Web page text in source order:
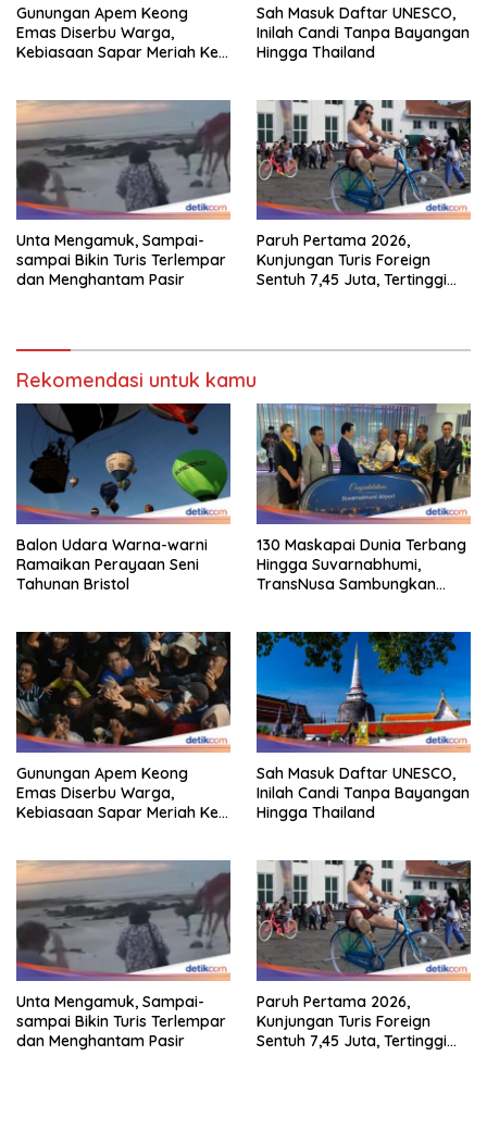
Gunungan Apem Keong
Emas Diserbu Warga,
Kebiasaan Sapar Meriah Ke
Sah Masuk Daftar UNESCO,
Inilah Candi Tanpa Bayangan
Hingga Thailand
Unta Mengamuk, Sampai-
sampai Bikin Turis Terlempar
dan Menghantam Pasir
Paruh Pertama 2026,
Kunjungan Turis Foreign
Sentuh 7,45 Juta, Tertinggi
Rekomendasi untuk kamu
Balon Udara Warna-warni
Ramaikan Perayaan Seni
Tahunan Bristol
130 Maskapai Dunia Terbang
Hingga Suvarnabhumi,
TransNusa Sambungkan
Gunungan Apem Keong
Emas Diserbu Warga,
Kebiasaan Sapar Meriah Ke
Sah Masuk Daftar UNESCO,
Inilah Candi Tanpa Bayangan
Hingga Thailand
Unta Mengamuk, Sampai-
sampai Bikin Turis Terlempar
dan Menghantam Pasir
Paruh Pertama 2026,
Kunjungan Turis Foreign
Sentuh 7,45 Juta, Tertinggi